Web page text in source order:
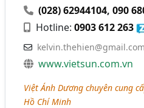
(028) 62944104,090
Hotline:0903 612 263
kelvin.thehien@gmail.com
www.vietsun.com.vn
Việt Ánh Dương chuyên cung
Hồ Chí Minh